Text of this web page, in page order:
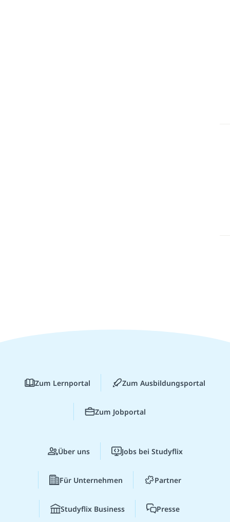
Zum Lernportal Zum Ausbildungsportal
Zum Jobportal
Über uns Jobs bei Studyflix
Für Unternehmen Partner
Studyflix Business Presse